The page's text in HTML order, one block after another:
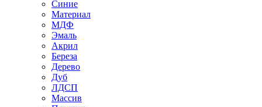
Синие
Материал
МДФ
Эмаль
Акрил
Береза
Дерево
Дуб
ЛДСП
Массив